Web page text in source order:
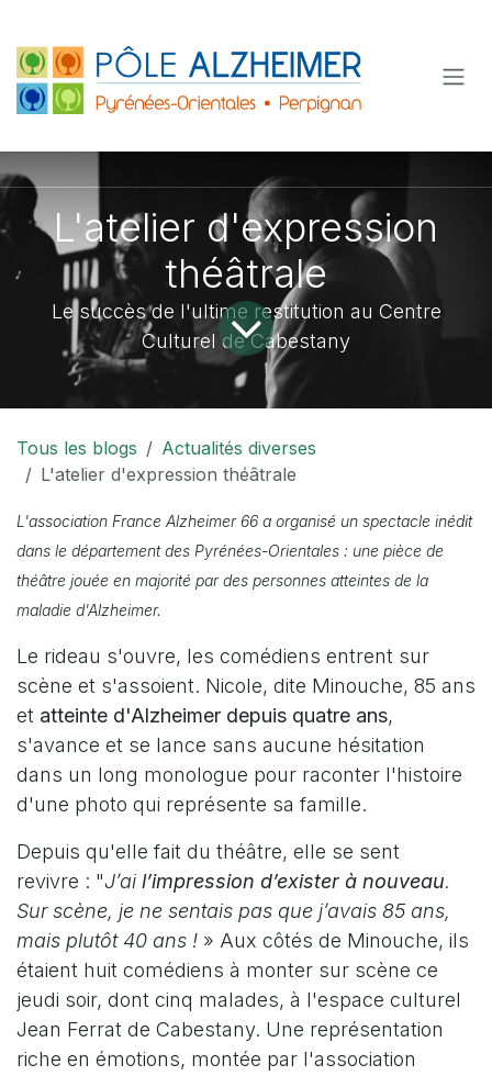
L'atelier d'expression
théâtrale
Le succès de l'ultime restitution au Centre
Culturel de Cabestany
Tous les blogs
Actualités diverses
L'atelier d'expression théâtrale
L'association France Alzheimer 66 a organisé un spectacle inédit
dans le département des Pyrénées-Orientales : une pièce de
théâtre jouée en majorité par des personnes atteintes de la
maladie d'Alzheimer.
Le rideau s'ouvre, les comédiens entrent sur
scène et s'assoient. Nicole, dite Minouche, 85 ans
et atteinte d'Alzheimer depuis quatre ans,
s'avance et se lance sans aucune hésitation
dans un long monologue pour raconter l'histoire
d'une photo qui représente sa famille.
Depuis qu'elle fait du théâtre, elle se sent
revivre : "J’ail’impression d’exister à nouveau.
Sur scène, je ne sentais pas que j’avais 85 ans,
mais plutôt 40 ans ! » Aux côtés de Minouche, ils
étaient huit comédiens à monter sur scène ce
jeudi soir, dont cinq malades, à l'espace culturel
Jean Ferrat de Cabestany. Une représentation
riche en émotions, montée par l'association